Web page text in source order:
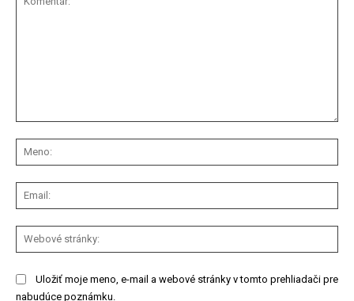
Uložiť moje meno, e-mail a webové stránky v tomto prehliadači pre
nabudúce poznámku.